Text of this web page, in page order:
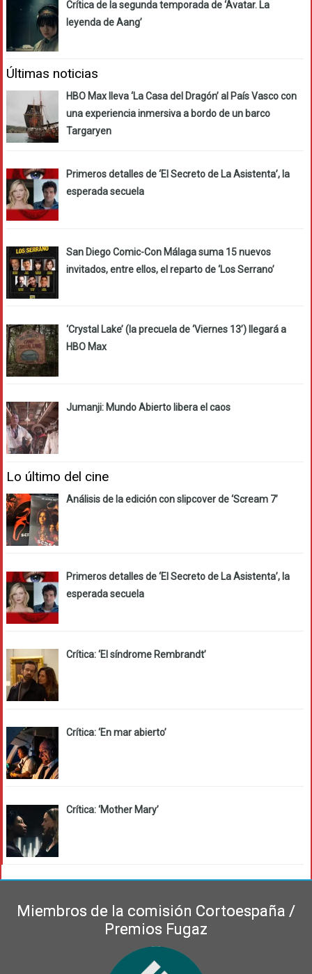
Crítica de la segunda temporada de ‘Avatar. La
leyenda de Aang’
Últimas noticias
HBO Max lleva ‘La Casa del Dragón’ al País Vasco con
una experiencia inmersiva a bordo de un barco
Targaryen
Primeros detalles de ‘El Secreto de La Asistenta’, la
esperada secuela
San Diego Comic-Con Málaga suma 15 nuevos
invitados, entre ellos, el reparto de ‘Los Serrano’
‘Crystal Lake’ (la precuela de ‘Viernes 13’) llegará a
HBO Max
Jumanji: Mundo Abierto libera el caos
Lo último del cine
Análisis de la edición con slipcover de ‘Scream 7’
Primeros detalles de ‘El Secreto de La Asistenta’, la
esperada secuela
Crítica: ‘El síndrome Rembrandt’
Crítica: ‘En mar abierto’
Crítica: ‘Mother Mary’
Miembros de la comisión Cortoespaña /
Premios Fugaz